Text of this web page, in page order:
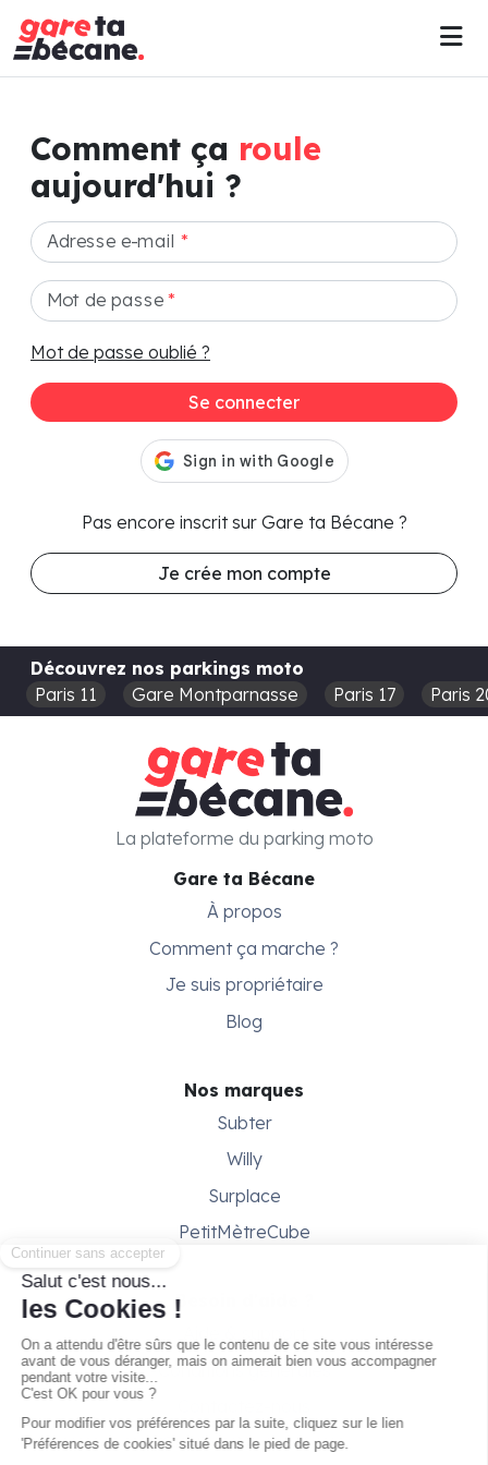
Comment ça roule
aujourd'hui ?
Adresse e-mail *
Mot de passe*
Mot de passe oublié ?
Se connecter
Pas encore inscrit sur Gare ta Bécane ?
Je crée mon compte
Découvrez nos parkings moto
Paris 11
Gare Montparnasse Paris 17 Paris
Gare ta Bécane
À propos
Comment ça marche ?
Je suis propriétaire
Blog
Nos marques
Subter
Willy
Surplace
PetitMètreCube
Besoin d'aide ?
Conditions générales
Gestion des cookies
La plateforme du parking moto